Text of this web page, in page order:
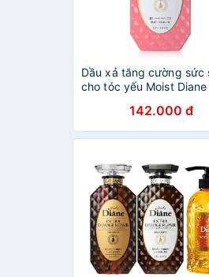
Dầu xả tăng cường sức
cho tóc yếu Moist Diane
142.000 đ